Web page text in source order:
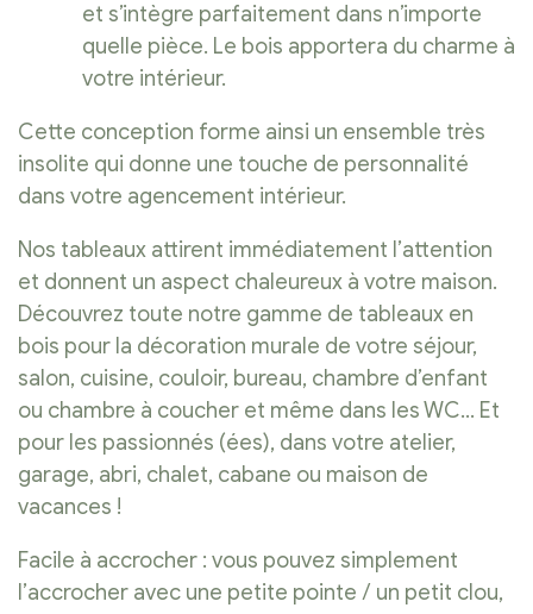
et s’intègre parfaitement dans n’importe
quelle pièce. Le bois apportera du charme à
votre intérieur.
Cette conception forme ainsi un ensemble très
insolite qui donne une touche de personnalité
dans votre agencement intérieur.
Nos tableaux attirent immédiatement l’attention
et donnent un aspect chaleureux à votre maison.
Découvrez toute notre gamme de tableaux en
bois pour la décoration murale de votre séjour,
salon, cuisine, couloir, bureau, chambre d’enfant
ou chambre à coucher et même dans les WC… Et
pour les passionnés (ées), dans votre atelier,
garage, abri, chalet, cabane ou maison de
vacances !
Facile à accrocher : vous pouvez simplement
l’accrocher avec une petite pointe / un petit clou,